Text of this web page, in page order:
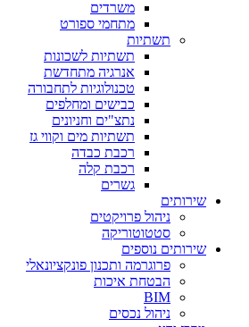
משרדים
מתחמי ספורט
תשתיות
תשתיות לשכונות
אנרגיה מתחדשת
טכנולוגיות לתחבורה
כבישים ומחלפים
נתצ"ים וחניונים
תשתיות מים וקווי גז
רכבת כבדה
רכבת קלה
גשרים
שירותים
ניהול פרויקטים
סטטוטוריקה
שירותים נוספים
פרוגרמה ותכנון פונקציונאלי
הבטחת איכות
BIM
ניהול נכסים